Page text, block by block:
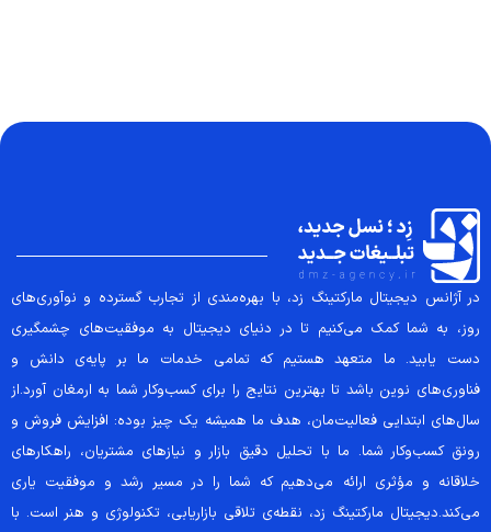
در آژانس دیجیتال مارکتینگ زد، با بهره‌مندی از تجارب گسترده و نوآوری‌های
روز، به شما کمک می‌کنیم تا در دنیای دیجیتال به موفقیت‌های چشمگیری
دست یابید. ما متعهد هستیم که تمامی خدمات ما بر پایه‌ی دانش و
فناوری‌های نوین باشد تا بهترین نتایج را برای کسب‌وکار شما به ارمغان آورد.از
سال‌های ابتدایی فعالیت‌مان، هدف ما همیشه یک چیز بوده: افزایش فروش و
رونق کسب‌وکار شما. ما با تحلیل دقیق بازار و نیازهای مشتریان، راهکارهای
خلاقانه و مؤثری ارائه می‌دهیم که شما را در مسیر رشد و موفقیت یاری
می‌کند.دیجیتال مارکتینگ زد، نقطه‌ی تلاقی بازاریابی، تکنولوژی و هنر است. با